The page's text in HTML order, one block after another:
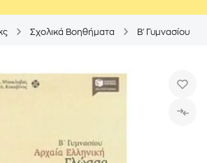
Σχολικά Βοηθήματα Β' Γυμνασίου